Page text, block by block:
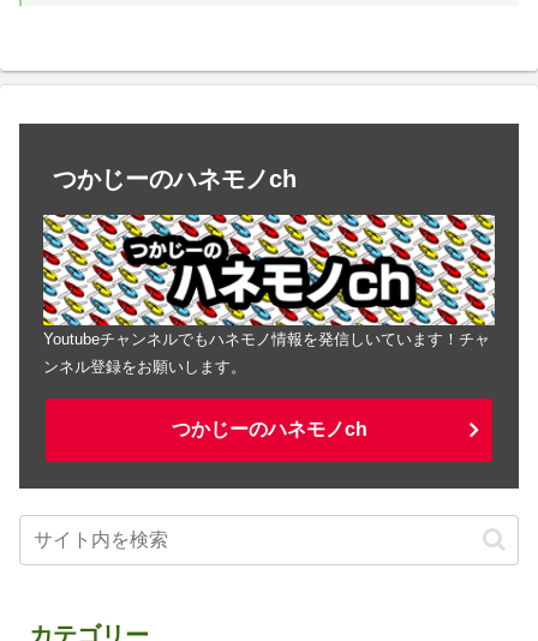
つかじーのハネモノch
Youtubeチャンネルでもハネモノ情報を発信しいています！チャ
ンネル登録をお願いします。
つかじーのハネモノch
カテゴリー